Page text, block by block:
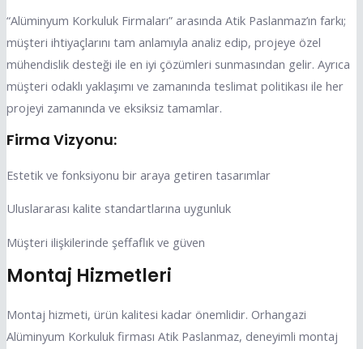
“Alüminyum Korkuluk Firmaları” arasında Atik Paslanmaz’ın farkı;
müşteri ihtiyaçlarını tam anlamıyla analiz edip, projeye özel
mühendislik desteği ile en iyi çözümleri sunmasından gelir. Ayrıca
müşteri odaklı yaklaşımı ve zamanında teslimat politikası ile her
projeyi zamanında ve eksiksiz tamamlar.
Firma Vizyonu:
Estetik ve fonksiyonu bir araya getiren tasarımlar
Uluslararası kalite standartlarına uygunluk
Müşteri ilişkilerinde şeffaflık ve güven
Montaj Hizmetleri
Montaj hizmeti, ürün kalitesi kadar önemlidir. Orhangazi
Alüminyum Korkuluk firması Atik Paslanmaz, deneyimli montaj